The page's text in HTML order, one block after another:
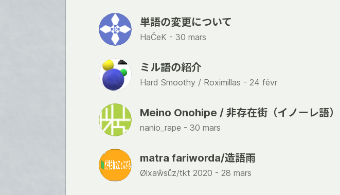
単語の変更について
HaČeK - 30 mars
ミル語の紹介
Hard Smoothy / Roximillas - 24 févr
Meino Onohipe / 非存在街（イノーレ語）
nanio_rape - 30 mars
matra fariworda/造語雨
Ølxaŵsůz/tkt 2020 - 28 mars